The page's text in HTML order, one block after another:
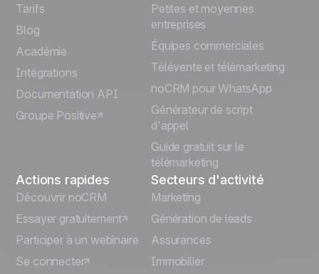
Español
Português
Italiano
Deutsch
Tarifs
Blog
Académie
Intégrations
Documentation API
Groupe Positive
Petites et moyennes
entreprises
Équipes commerciales
Télévente et télémarketing
noCRM pour WhatsApp
Générateur de script
d'appel
Guide gratuit sur le
télémarketing
Actions rapides
Découvrir noCRM
Essayer gratuitement
Participer à un webinaire
Se connecter
Secteurs d'activité
Marketing
Génération de leads
Assurances
Immobilier